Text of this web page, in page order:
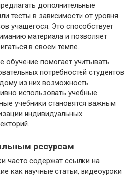
дополнительные
тесты в зависимости от уровня
учащегося. Это способствует
материала и позволяет
в своем темпе.
обучение помогает учитывать
потребностей студентов
из них возможность
использовать учебные
учебники становятся важным
индивидуальных
ресурсам
часто содержат ссылки на
как научные статьи, видеоуроки